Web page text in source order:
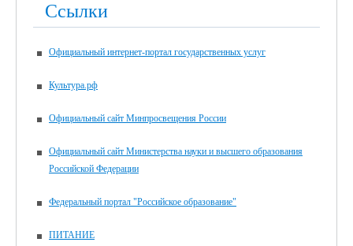
Ссылки
Официальный интернет-портал государственных услуг
Культура.рф
Официальный сайт Минпросвещения России
Официальный сайт Министерства науки и высшего образования
Российской Федерации
Федеральный портал "Российское образование"
ПИТАНИЕ